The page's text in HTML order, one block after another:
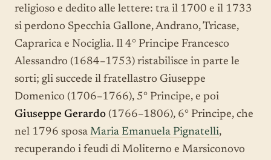
religioso e dedito alle lettere: tra il 1700 e il 1733
si perdono Specchia Gallone, Andrano, Tricase,
Caprarica e Nociglia. Il 4° Principe Francesco
Alessandro (1684–1753) ristabilisce in parte le
sorti; gli succede il fratellastro Giuseppe
Domenico (1706–1766), 5° Principe, e poi
Giuseppe Gerardo (1766–1806), 6° Principe, che
nel 1796 sposa Maria Emanuela Pignatelli,
recuperando i feudi di Moliterno e Marsiconovo